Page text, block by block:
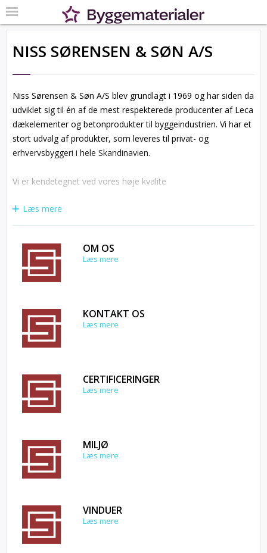
NISS SØRENSEN & SØN A/S
Niss Sørensen & Søn A/S blev grundlagt i 1969 og har siden da
udviklet sig til én af de mest respekterede producenter af Leca
dækelementer og betonprodukter til byggeindustrien. Vi har et
stort udvalg af produkter, som leveres til privat- og
erhvervsbyggeri i hele Skandinavien.
Vi er kendetegnet ved vores høje kvalite
Læs mere
OM OS
Læs mere
KONTAKT OS
Læs mere
CERTIFICERINGER
Læs mere
MILJØ
Læs mere
VINDUER
Læs mere